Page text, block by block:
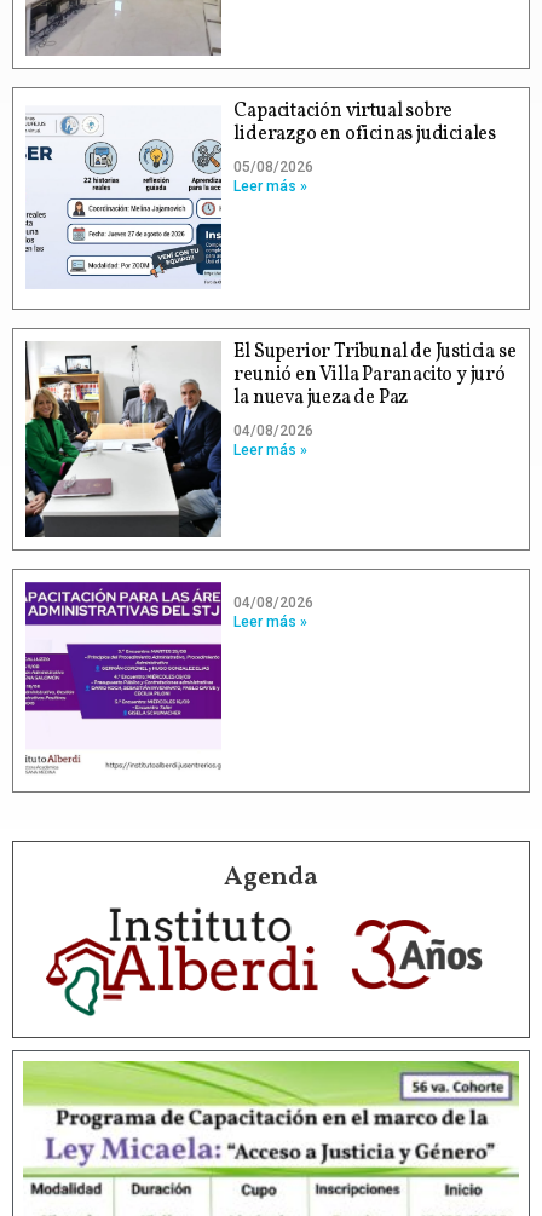
Capacitación virtual sobre
liderazgo en oficinas judiciales
05/08/2026
Leer más »
El Superior Tribunal de Justicia se
reunió en Villa Paranacito y juró
la nueva jueza de Paz
04/08/2026
Leer más »
04/08/2026
Leer más »
Agenda